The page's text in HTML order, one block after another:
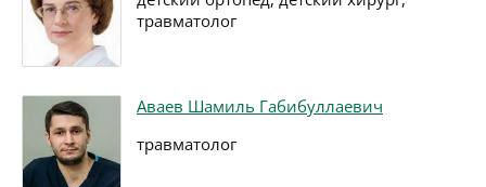
травматолог
Аваев Шамиль Габибуллаевич
травматолог